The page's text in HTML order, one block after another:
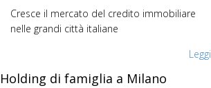
Cresce il mercato del credito immobiliare
nelle grandi città italiane
Leggi
Holding di famiglia a Milano